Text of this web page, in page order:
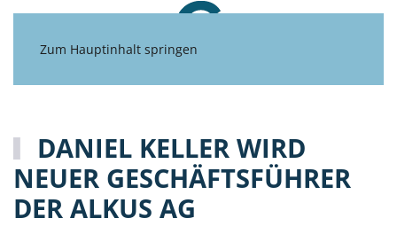
Zum Hauptinhalt springen
DANIEL KELLER WIRD
NEUER GESCHÄFTSFÜHRER
DER ALKUS AG